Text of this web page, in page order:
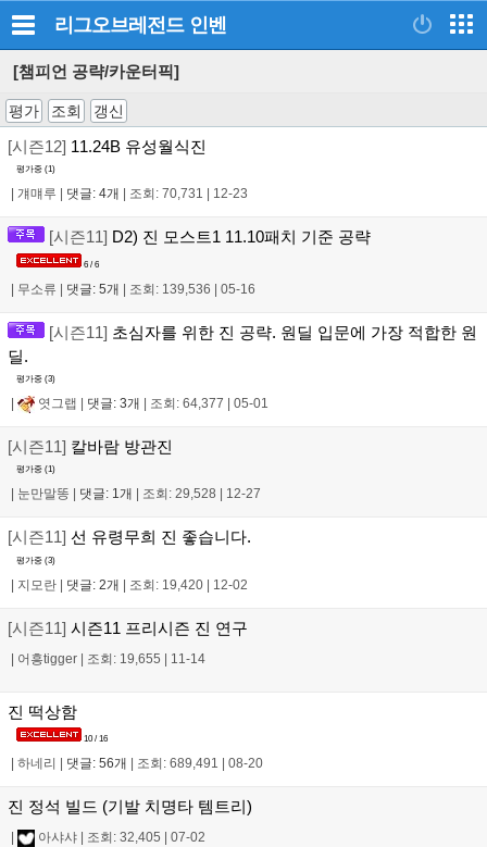
리그오브레전드 인벤
[챔피언 공략/카운터픽]
평가 조회 갱신
[시즌12] 11.24B 유성월식진
평가중 (1)
걔먜루 댓글: 4개 조회: 70,731 12-23
[시즌11] D2) 진 모스트1 11.10패치 기준 공략
6 / 6
| 무소류 | 댓글: 5개 | 조회: 139,536 | 05-16
[시즌11] 초심자를 위한 진 공략. 원딜 입문에 가장 적합한 원
딜.
평가중 (3)
엿그랩 댓글: 3개 조회: 64,377 05-01
[시즌11] 칼바람 방관진
평가중 (1)
눈만말똥 댓글: 1개 조회: 29,528 12-27
[시즌11] 선 유령무희 진 좋습니다.
평가중 (3)
| 지모란 | 댓글: 2개 | 조회: 19,420 | 12-02
[시즌11] 시즌11 프리시즌 진 연구
| 어흥tigger | 조회: 19,655 | 11-14
진 떡상함
10 / 16
하네리 댓글: 56개 조회: 689,491 08-20
진 정석 빌드 (기발 치명타 템트리)
아샤샤 조회: 32,405 07-02